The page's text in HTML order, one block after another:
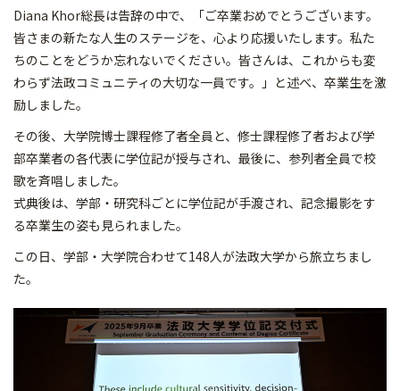
Diana Khor総長は告辞の中で、「ご卒業おめでとうございます。
皆さまの新たな人生のステージを、心より応援いたします。私た
ちのことをどうか忘れないでください。皆さんは、これからも変
わらず法政コミュニティの大切な一員です。」と述べ、卒業生を激
励しました。
その後、大学院博士課程修了者全員と、修士課程修了者および学
部卒業者の各代表に学位記が授与され、最後に、参列者全員で校
歌を斉唱しました。
式典後は、学部・研究科ごとに学位記が手渡され、記念撮影をす
る卒業生の姿も見られました。
この日、学部・大学院合わせて148人が法政大学から旅立ちまし
た。